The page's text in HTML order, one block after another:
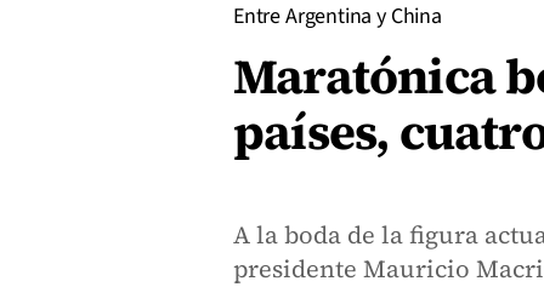
Entre Argentina y China
Maratónica
países,
A la boda de la figura
presidente Mauricio